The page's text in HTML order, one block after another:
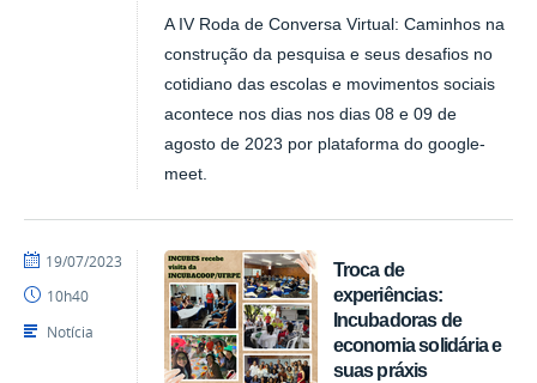
A IV Roda de Conversa Virtual: Caminhos na
construção da pesquisa e seus desafios no
cotidiano das escolas e movimentos sociais
acontece nos dias nos dias 08 e 09 de
agosto de 2023 por plataforma do google-
meet.
Troca de
experiências:
Incubadoras de
economia solidária e
suas práxis
por
publicado
19/07/2023
10h40
Notícia